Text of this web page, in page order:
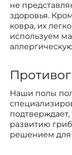
не
здоровья.
ковра, их
используем
Наши полы
развитию
решением